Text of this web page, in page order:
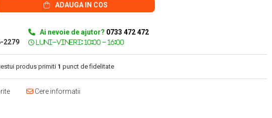
ADAUGA IN COS
2279
Ai nevoie de ajutor? 0733 472 472
produs primiti 1 punct de fidelitate
Cere informatii